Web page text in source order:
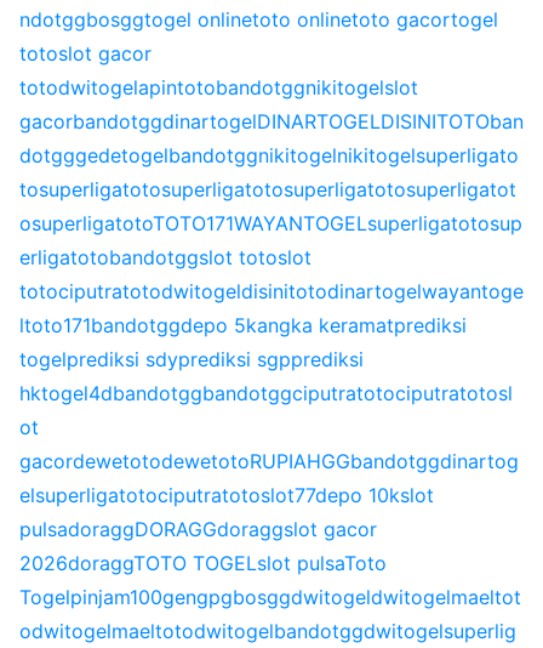
ndotggbosggtogel onlinetoto onlinetoto gacortogel
totoslot gacor
totodwitogelapintotobandotggnikitogelslot
gacorbandotggdinartogelDINARTOGELDISINITOTOban
dotgggedetogelbandotggnikitogelnikitogelsuperligato
tosuperligatotosuperligatotosuperligatotosuperligatot
osuperligatotoTOTO171WAYANTOGELsuperligatotosup
erligatotobandotggslot totoslot
totociputratotodwitogeldisinitotodinartogelwayantoge
ltoto171bandotggdepo 5kangka keramatprediksi
togelprediksi sdyprediksi sgpprediksi
hktogel4dbandotggbandotggciputratotociputratotosl
ot
gacordewetotodewetotoRUPIAHGGbandotggdinartog
elsuperligatotociputratotoslot77depo 10kslot
pulsadoraggDORAGGdoraggslot gacor
2026doraggTOTO TOGELslot pulsaToto
Togelpinjam100gengpgbosggdwitogeldwitogelmaeltot
odwitogelmaeltotodwitogelbandotggdwitogelsuperlig